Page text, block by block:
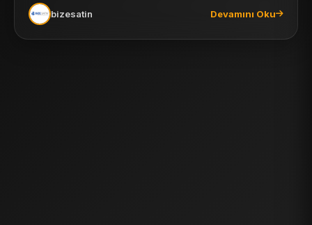
bizesatin Devamını Oku